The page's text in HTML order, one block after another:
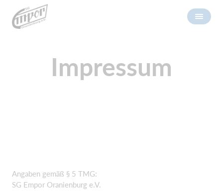
Impressum
Angaben gemäß § 5 TMG:
SG Empor Oranienburg e.V.